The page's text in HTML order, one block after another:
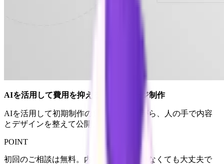
AIを活用して費用を抑えるホームページ制作
AIを活用して初期制作の負担を抑えながら、人の手で内容
とデザインを整えて公開まで進めます。
POINT
初回のご相談は無料。内容が固まっていなくても大丈夫で